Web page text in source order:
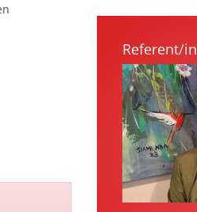
Referent/in